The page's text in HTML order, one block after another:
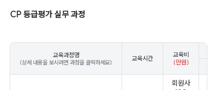
CP 등급평가 실무 과정
교육과정명
(상세 내용을 보시려면 과정을 클릭하세요)
교육시간
교육비
(만원)
회원사